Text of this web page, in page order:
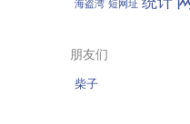
海盗湾 短网址
朋友们
柴子